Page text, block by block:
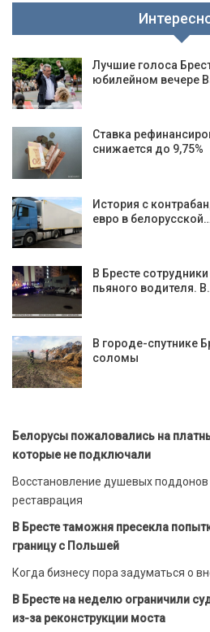
Лучшие голоса
юбилейном вечере
Ставка
снижается до 9,75%
История с
евро в белорусской…
В Бресте
пьяного водителя.
В городе-спутнике
соломы
Белорусы пожаловались на
которые не подключали
Восстановление душевых
реставрация
В Бресте таможня пресекла
границу с Польшей
Когда бизнесу пора задуматься о
В Бресте на неделю ограничили
из-за реконструкции моста